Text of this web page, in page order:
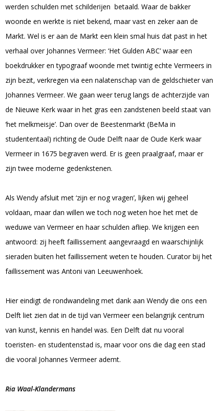
werden schulden met schilderijen betaald. Waar de bakker
woonde en werkte is niet bekend, maar vast en zeker aan de
Markt. Wel is er aan de Markt een klein smal huis dat past in het
verhaal over Johannes Vermeer: ‘Het Gulden ABC’ waar een
boekdrukker en typograaf woonde met twintig echte Vermeers in
zijn bezit, verkregen via een nalatenschap van de geldschieter van
Johannes Vermeer. We gaan weer terug langs de achterzijde van
de Nieuwe Kerk waar in het gras een zandstenen beeld staat van
‘het melkmeisje’. Dan over de Beestenmarkt (BeMa in
studententaal) richting de Oude Delft naar de Oude Kerk waar
Vermeer in 1675 begraven werd. Er is geen praalgraaf, maar er
zijn twee moderne gedenkstenen.
Als Wendy afsluit met ‘zijn er nog vragen’, lijken wij geheel
voldaan, maar dan willen we toch nog weten hoe het met de
weduwe van Vermeer en haar schulden afliep. We krijgen een
antwoord: zij heeft faillissement aangevraagd en waarschijnlijk
sieraden buiten het faillissement weten te houden. Curator bij het
faillissement was Antoni van Leeuwenhoek.
Hier eindigt de rondwandeling met dank aan Wendy die ons een
Delft liet zien dat in de tijd van Vermeer een belangrijk centrum
van kunst, kennis en handel was. Een Delft dat nu vooral
toeristen- en studentenstad is, maar voor ons die dag een stad
die vooral Johannes Vermeer ademt.
Ria Waal-Klandermans